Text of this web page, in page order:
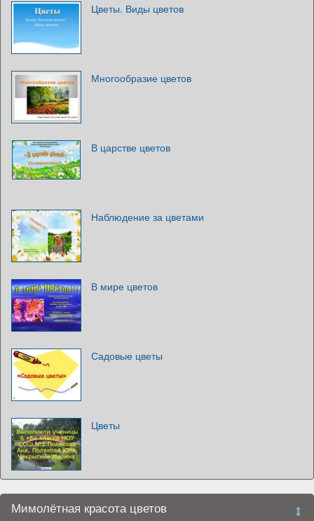
Цветы. Виды цветов
Многообразие цветов
В царстве цветов
Наблюдение за цветами
В мире цветов
Садовые цветы
Цветы
Мимолётная красота цветов